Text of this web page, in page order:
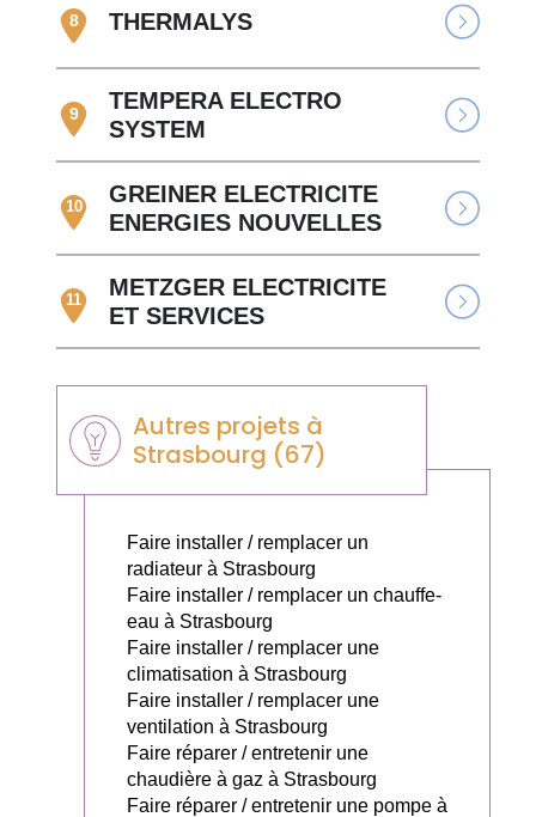
8 THERMALYS
9
TEMPERA ELECTRO
SYSTEM
10
GREINER ELECTRICITE
ENERGIES NOUVELLES
11
METZGER ELECTRICITE
ET SERVICES
Autres projets à
Strasbourg (67)
Faire installer / remplacer un
radiateur à Strasbourg
Faire installer / remplacer un chauffe-
eau à Strasbourg
Faire installer / remplacer une
climatisation à Strasbourg
Faire installer / remplacer une
ventilation à Strasbourg
Faire réparer / entretenir une
chaudière à gaz à Strasbourg
Faire réparer / entretenir une pompe à